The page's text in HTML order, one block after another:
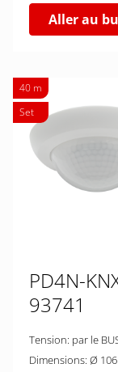
Aller au
40 m
Set
PD4N-
93741
Tension: par le